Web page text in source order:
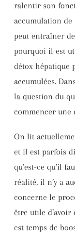
ralentir son
accumulation de
peut entraîner
pourquoi il est
détox hépatique
accumulées.
la question du
commencer une
On lit
et il est parfois
qu’est-ce qu’il
réalité, il n’y a
concerne le
être utile d’avoir
est temps de